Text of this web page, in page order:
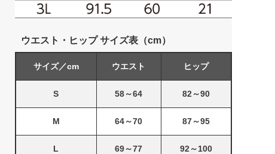
ウエスト・ヒップ サイズ表（cm）
サイズ／cm ウエスト ヒップ
S 58～64 82～90
M 64～70 87～95
L 69～77 92～100